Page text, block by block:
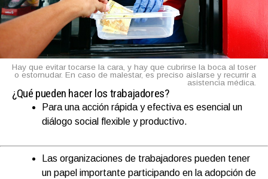
Hay que evitar tocarse la cara, y hay que cubrirse la boca al toser
o estornudar. En caso de malestar, es preciso aislarse y recurrir a
asistencia médica.
¿Qué pueden hacer los trabajadores?
Para una acción rápida y efectiva es esencial un
diálogo social flexible y productivo.
Las organizaciones de trabajadores pueden tener
un papel importante participando en la adopción de